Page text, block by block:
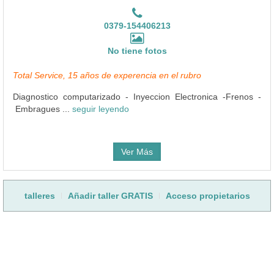
0379-154406213
No tiene fotos
Total Service, 15 años de experencia en el rubro
Diagnostico computarizado - Inyeccion Electronica -Frenos -
Embragues ... seguir leyendo
Ver Más
talleres Añadir taller GRATIS Acceso propietarios